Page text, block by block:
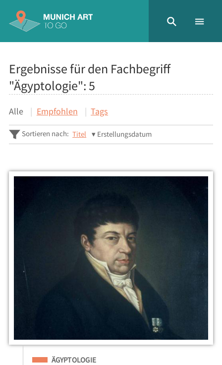
Ergebnisse für den Fachbegriff
"Ägyptologie": 5
Alle Empfohlen Tags
Sortieren nach: Titel Erstellungsdatum
Eingeordnet unter
ÄGYPTOLOGIE